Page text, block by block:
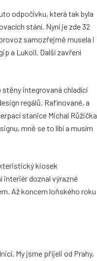
odpočívku, která tak byla
stání. Nyní je zde 32
samozřejmě musela i
a Lukoil. Další zavření
integrovaná chladící
regálů. Rafinované, a
stanice Michal Růžička
mně se to líbí a musím
kiosek
interiér doznal výrazné
Až koncem loňského roku
My jsme přijeli od Prahy,